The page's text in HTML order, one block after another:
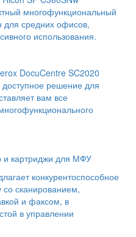
многофункциональный
для средних офисов,
использования.
DocuCentre SC2020
решение для
вам все
и картриджи для МФУ
конкурентоспособное
со сканированием,
и факсом, в
в управлении